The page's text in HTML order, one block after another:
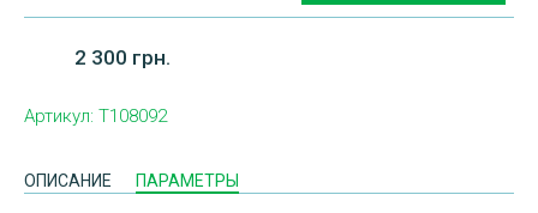
2 300 грн.
Артикул: T108092
ОПИСАНИЕ ПАРАМЕТРЫ